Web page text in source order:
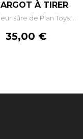
À TIRER
sûre de Plan Toys....
Prix
35,00 €